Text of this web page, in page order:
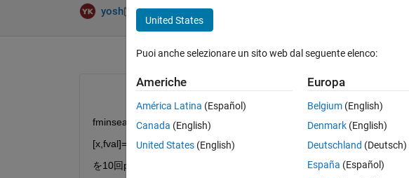
yosh 26 Dic 2020 1 Risposta
fminsearch
[x,fval]=fminsearch(fun,x0,options)
を10回parforで並列処理する方法を教えて頂きたいです。
United States
Puoi anche selezionare un sito web dal seguente elenco:
Americhe
América Latina (Español)
Canada (English)
United States (English)
Europa
Belgium (English)
Denmark (English)
Deutschland (Deutsch)
España (Español)